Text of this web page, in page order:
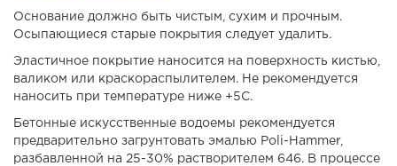
Основание должно быть чистым, сухим и прочным.
Осыпающиеся старые покрытия следует удалить.
Эластичное покрытие наносится на поверхность кистью,
валиком или краскораспылителем. Не рекомендуется
наносить при температуре ниже +5С.
Бетонные искусственные водоемы рекомендуется
предварительно загрунтовать эмалью Poli-Hammer,
разбавленной на 25-30% растворителем 646. В процессе